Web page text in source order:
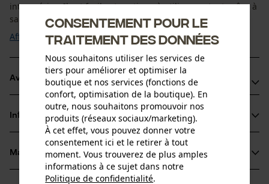
intempéries. Il est facile et pratique à utiliser partout grâce à
sa pulvérisation puissante à 360°. ...
Afficher plus
Avantages du produit
Spray imperméabilisant qui repousse l'eau et la saleté
Imperméabilisant, écologique et durable
FF sans fluor
Informations sur le produit
Détails du produit
Matériau & entretien
Consentement pour le
traitement des données
Nous souhaitons utiliser les services de
tiers pour améliorer et optimiser la
boutique et nos services (fonctions de
confort, optimisation de la boutique). En
outre, nous souhaitons promouvoir nos
produits (réseaux sociaux/marketing).
À cet effet, vous pouvez donner votre
consentement ici et le retirer à tout
moment. Vous trouverez de plus amples
informations à ce sujet dans notre
Politique de confidentialité.